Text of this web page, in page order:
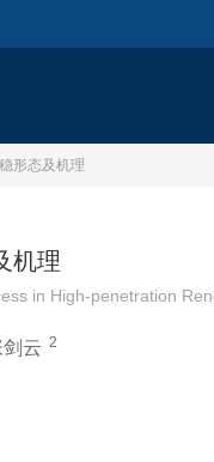
形态及机理
机理
in High-penetration
云 2